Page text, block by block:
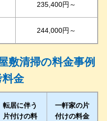
235,400円～
244,000円～
敷清掃の料金事例
料金
転居に伴う
片付けの料
一軒家の片
付けの料金